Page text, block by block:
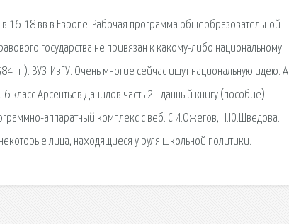
16-18 вв в Европе. Рабочая программа общеобразовательной
государства не привязан к какому-либо национальному
гг.). ВУЗ: ИвГУ. Очень многие сейчас ищут национальную идею. А
класс Арсентьев Данилов часть 2 - данный книгу (пособие)
аппаратный комплекс с веб. С.И.Ожегов, Н.Ю.Шведова.
лица, находящиеся у руля школьной политики.